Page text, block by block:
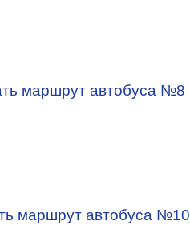
маршрут автобуса №8
маршрут автобуса №10